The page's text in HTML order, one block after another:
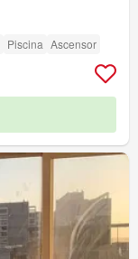
Piscina Ascensor